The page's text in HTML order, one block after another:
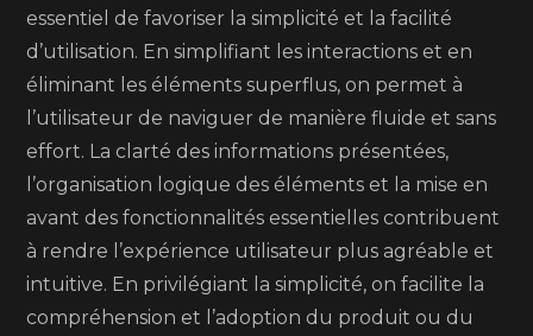
essentiel de favoriser la simplicité et la facilité
d’utilisation. En simplifiant les interactions et en
éliminant les éléments superflus, on permet à
l’utilisateur de naviguer de manière fluide et sans
effort. La clarté des informations présentées,
l’organisation logique des éléments et la mise en
avant des fonctionnalités essentielles contribuent
à rendre l’expérience utilisateur plus agréable et
intuitive. En privilégiant la simplicité, on facilite la
compréhension et l’adoption du produit ou du